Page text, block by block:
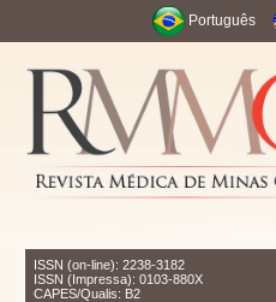
Português
ISSN (on-line): 2238-3182
ISSN (Impressa): 0103-880X
CAPES/Qualis: B2